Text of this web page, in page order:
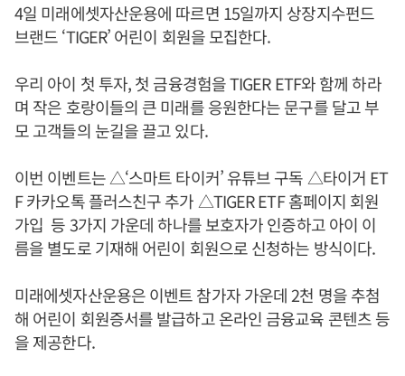
4일 미래에셋자산운용에 따르면 15일까지 상장지수펀드
브랜드 ‘TIGER’ 어린이 회원을 모집한다.
우리 아이 첫 투자, 첫 금융경험을 TIGER ETF와 함께 하라
며 작은 호랑이들의 큰 미래를 응원한다는 문구를 달고 부
모 고객들의 눈길을 끌고 있다.
이번 이벤트는 △‘스마트 타이커’ 유튜브 구독 △타이거 ET
F 카카오톡 플러스친구 추가 △TIGER ETF 홈페이지 회원
가입 등 3가지 가운데 하나를 보호자가 인증하고 아이 이
름을 별도로 기재해 어린이 회원으로 신청하는 방식이다.
미래에셋자산운용은 이벤트 참가자 가운데 2천 명을 추첨
해 어린이 회원증서를 발급하고 온라인 금융교육 콘텐츠 등
을 제공한다.